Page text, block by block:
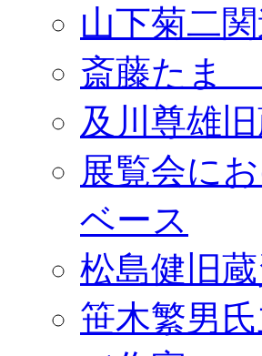
山下菊二
斎藤たま
及川尊雄
展覧会に
ベース
松島健旧
笹木繁男